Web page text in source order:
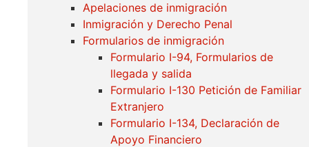
Apelaciones de inmigración
Inmigración y Derecho Penal
Formularios de inmigración
Formulario I-94, Formularios de
llegada y salida
Formulario I-130 Petición de Familiar
Extranjero
Formulario I-134, Declaración de
Apoyo Financiero